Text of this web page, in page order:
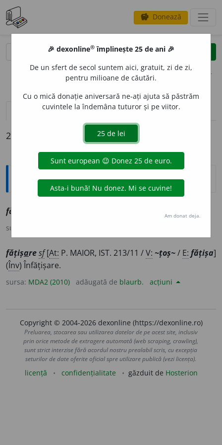
savings Donează
clear
opțiuni
definiții (2) declinări
2 definiții pentru fățișare
Explicative DEX
fățoș
sursa:
fățișaresf[At: P. MAIOR, IST. 213/11 /V: ~țoș~/ E: fățișa]
(Înv) Înfățișare.
sursa: MDA2 (2010) adăugată de blaurb. acțiuni
Copyright © 2004-2026 dexonline (https://dexonline.ro)
Preluarea, stocarea sau utilizarea datelor de pe acest site, inclusiv
prin orice metode de extragere automată (web scraping, crawling),
sunt strict interzise fără acordul nostru prealabil scris, cu excepția
seturilor de date oferite oficial spre utilizare publică (vezi licența).
licență confidențialitate găzduit de Hosterion
🎉 dexonline® împlinește 25 de ani 🎉
De un sfert de secol suntem aici, gratuit, zi de zi,
pentru milioane de căutări.
Cu o mică donație aniversară ne-ați ajuta să păstrăm
cuvintele la îndemâna tuturor și pe viitor.
Am donat deja.